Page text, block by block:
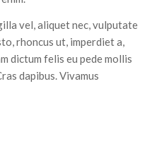
vel, aliquet nec, vulputate
rhoncus ut, imperdiet a,
dictum felis eu pede mollis
dapibus. Vivamus